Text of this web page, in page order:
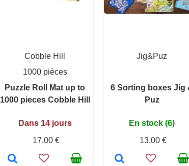
Cobble Hill
1000 pièces
Puzzle Roll Mat up to
1000 pieces Cobble Hill
Dans 14 jours
17,00 €
Jig&Puz
6 Sorting boxes Jig
Puz
En stock (6)
13,00 €